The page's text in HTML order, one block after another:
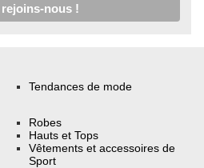
Tendances de mode
Robes
Hauts et Tops
Vêtements et accessoires de
Sport